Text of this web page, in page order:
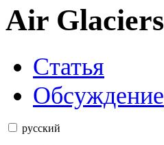
Air Glaciers
Статья
Обсуждение
русский